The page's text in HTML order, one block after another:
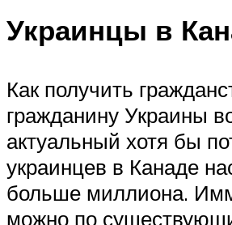
Украинцы в
Как получить
гражданину Украины
актуальный хотя бы
украинцев в Канаде
больше миллиона.
можно по